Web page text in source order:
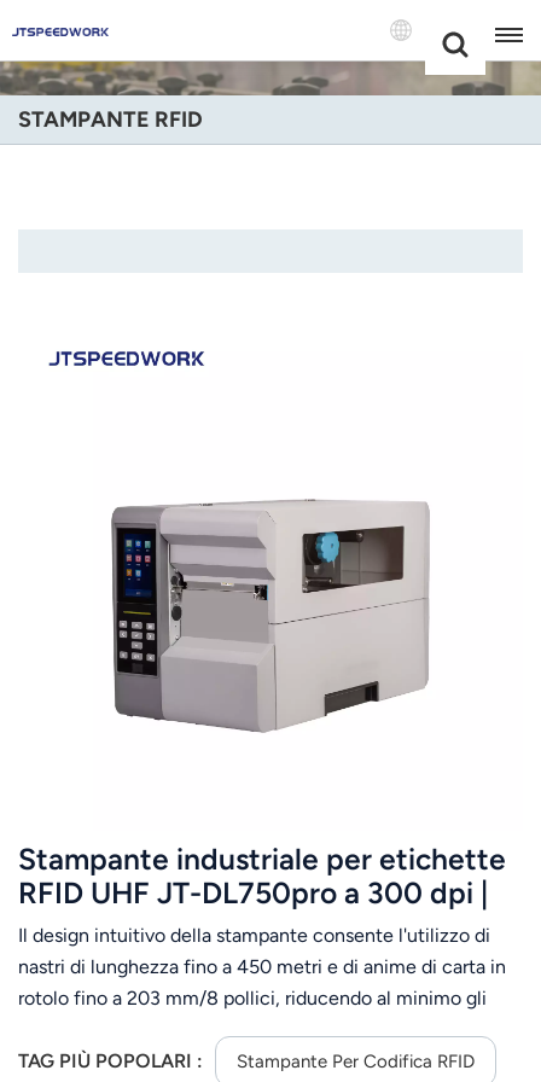
+86 -18681515767
English
Nederland
عربي
한국어
Melayu
Polski
แบบไทย
Indonesia
STAMPANTE RFID
Stampante industriale per etichette
RFID UHF JT-DL750pro a 300 dpi |
Stampa e codifica tag RFID per il
tracciamento delle risorse di
abbigliamento in magazzino
Il design intuitivo della stampante consente l'utilizzo di
nastri di lunghezza fino a 450 metri e di anime di carta in
rotolo fino a 203 mm/8 pollici, riducendo al minimo gli
DL750Pro può essere configurata con una varietà di
TAG PIÙ POPOLARI : Stampante Per Codifica RFID